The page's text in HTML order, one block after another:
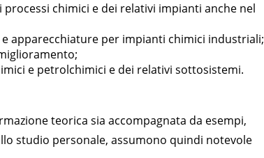
chimici e dei relativi impianti anche nel
apparecchiature per impianti chimici industriali;
e petrolchimici e dei relativi sottosistemi.
teorica sia accompagnata da esempi,
studio personale, assumono quindi notevole